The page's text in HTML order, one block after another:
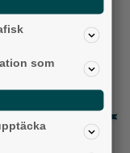
som